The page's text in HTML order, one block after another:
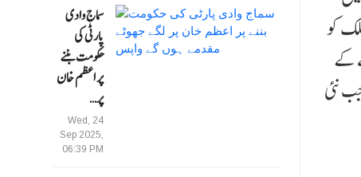
سماج وادی
پارٹی کی
حکومت بننے
پر اعظم خان
پر…
Wed, 24
Sep 2025,
06:39 PM
کو
حملے کے
جب نئی